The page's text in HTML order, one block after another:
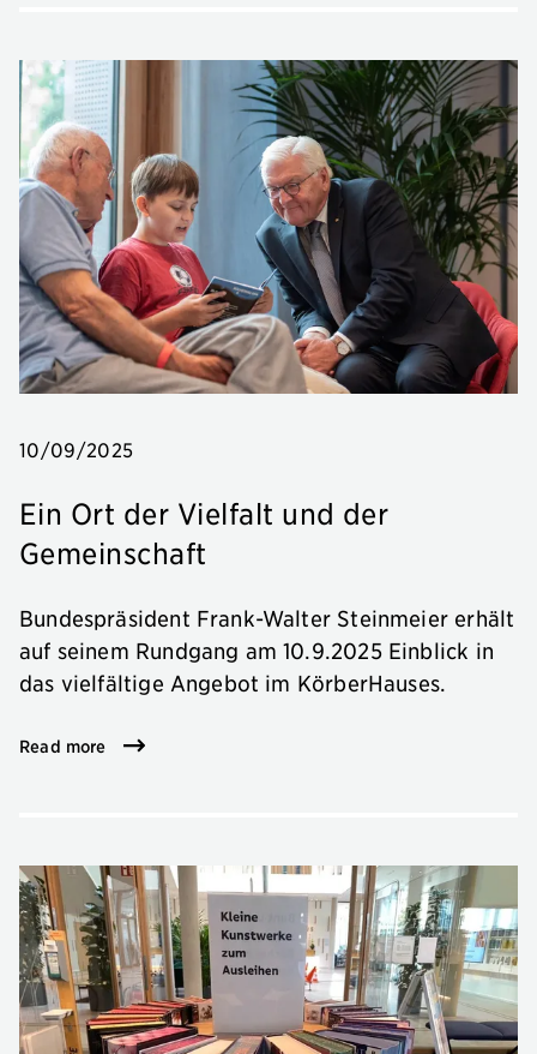
10/09/2025
Ein Ort der Vielfalt und der
Gemeinschaft
Bundespräsident Frank-Walter Steinmeier erhält
auf seinem Rundgang am 10.9.2025 Einblick in
das vielfältige Angebot im KörberHauses.
Read more